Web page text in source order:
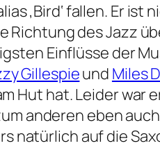
‚Bird‘ fallen. Er ist
Richtung des Jazz
Einflüsse der
Gillespieund Miles
Hut hat. Leider war
anderen eben
natürlich auf die